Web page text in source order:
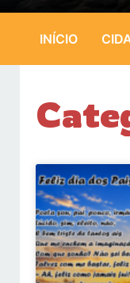
INÍCIO